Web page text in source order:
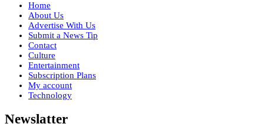
Home
About Us
Advertise With Us
Submit a News Tip
Contact
Culture
Entertainment
Subscription Plans
My account
Technology
Newslatter